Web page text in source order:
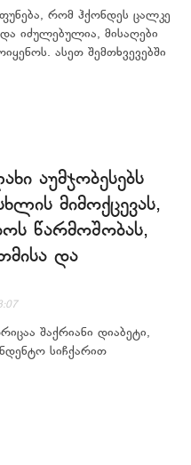
რომ ჰქონდეს ცალკე
იძულებულია, მისაღები
ასეთ შემთხვევებში
აუმჯობესებს
მიმოქცევას,
წარმოშობას,
და
შაქრიანი დიაბეტი,
სიჩქარით